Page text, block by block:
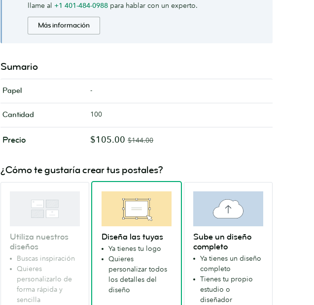
llame al +1 401-484-0988 para hablar con un experto.
Más información
Sumario
Papel -
Cantidad 100
Precio $105.00 $144.00
¿Cómo te gustaría crear tus postales?
Utiliza nuestros
diseños
Buscas inspiración
Quieres
personalizarlo de
forma rápida y
sencilla
Diseña las tuyas
Ya tienes tu logo
Quieres
personalizar todos
los detalles del
diseño
Sube un diseño
completo
Ya tienes un diseño
completo
Tienes tu propio
estudio o
diseñador